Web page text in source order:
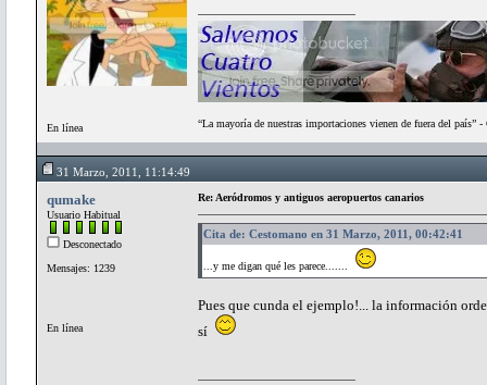
En línea “La mayoría de nuestras importaciones vienen de fuera del país” -
31 Marzo, 2011, 11:14:49
qumake
Usuario Habitual
Desconectado
Mensajes: 1239
En línea
Re: Aeródromos y antiguos aeropuertos canarios
Cita de: Cestomano en 31 Marzo, 2011, 00:42:41
...y me digan qué les parece.......
Pues que cunda el ejemplo!... la información
sí